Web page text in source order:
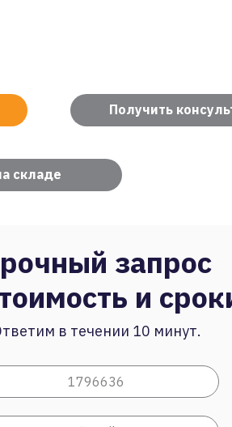
Получить
складе
запрос
и
в течении 10 минут.